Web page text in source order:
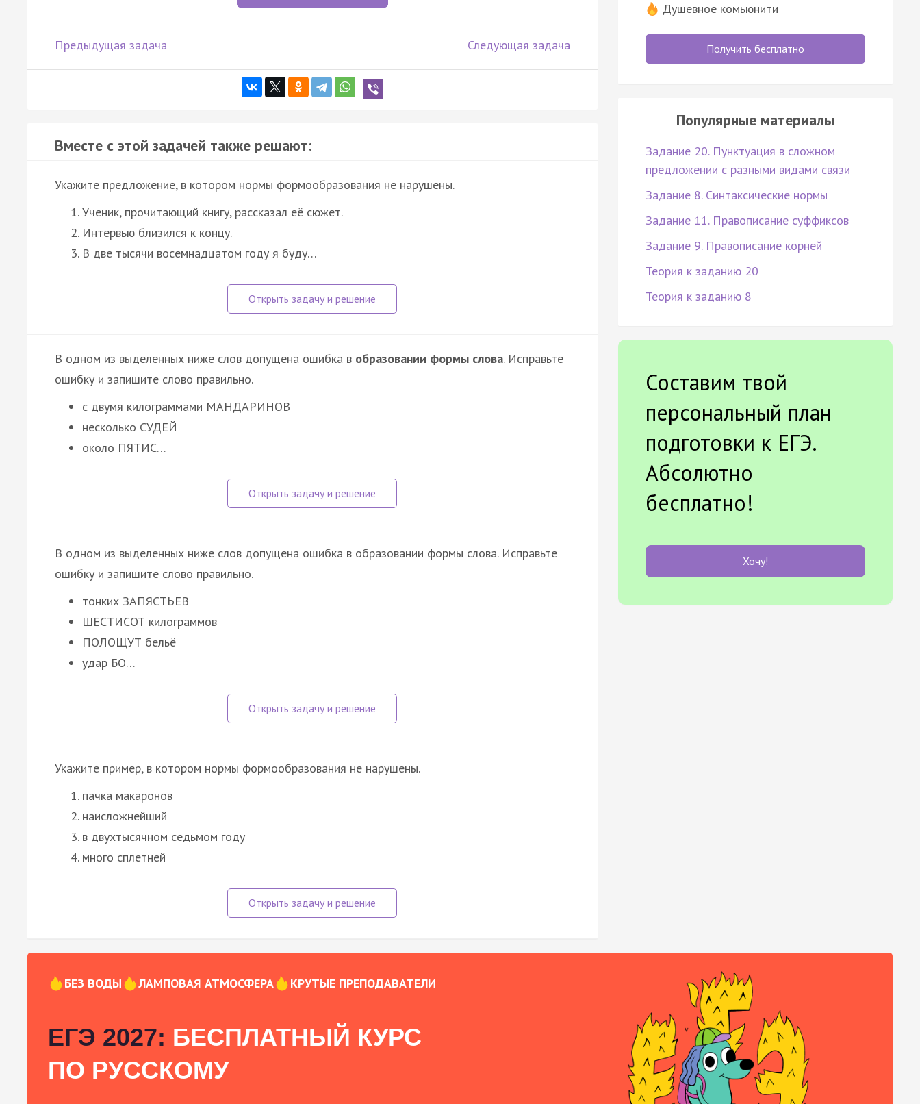
Предыдущая задача Следующая задача
Вместе с этой задачей также решают:
Укажите предложение, в котором нормы формообразования не нарушены.
Ученик, прочитающий книгу, рассказал её сюжет.
Интервью близился к концу.
В две тысячи восемнадцатом году я буду…
В одном из выделенных ниже слов допущена ошибка в образовании формы слова. Исправьте
ошибку и запишите слово правильно.
с двумя килограммами МАНДАРИНОВ
несколько СУДЕЙ
около ПЯТИС…
В одном из выделенных ниже слов допущена ошибка в образовании формы слова. Исправьте
ошибку и запишите слово правильно.
тонких ЗАПЯСТЬЕВ
ШЕСТИСОТ килограммов
ПОЛОЩУТ бельё
удар БО…
Укажите пример, в котором нормы формообразования не нарушены.
пачка макаронов
наисложнейший
в двухтысячном седьмом году
много сплетней
Душевное комьюнити
Получить бесплатно
Популярные материалы
Задание 20. Пунктуация в сложном
предложении с разными видами связи
Задание 8. Синтаксические нормы
Задание 11. Правописание суффиксов
Задание 9. Правописание корней
Теория к заданию 20
Теория к заданию 8
Составим твой
персональный план
подготовки к ЕГЭ.
Абсолютно
бесплатно!
Хочу!
БЕЗ ВОДЫ ЛАМПОВАЯ АТМОСФЕРА КРУТЫЕ ПРЕПОДАВАТЕЛИ
ЕГЭ 2027: БЕСПЛАТНЫЙ КУРС
ПО РУССКОМУ